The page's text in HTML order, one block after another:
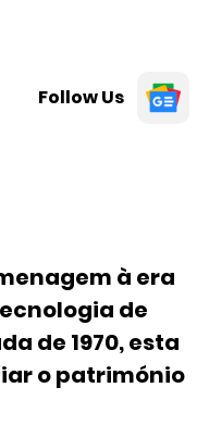
Follow Us
à era
de
de 1970, esta
o património